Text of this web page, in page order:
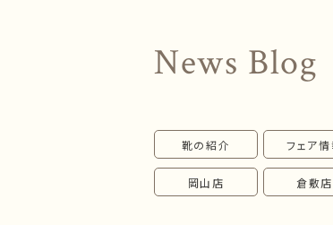
News Blog
靴の紹介 フェア
岡山店 倉敷店